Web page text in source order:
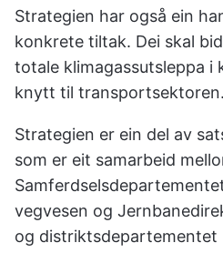
Strategien har også ein
konkrete tiltak. Dei skal
totale klimagassutsleppa i
knytt til
Strategien er ein del av
som er eit samarbeid
vegvesen og
og